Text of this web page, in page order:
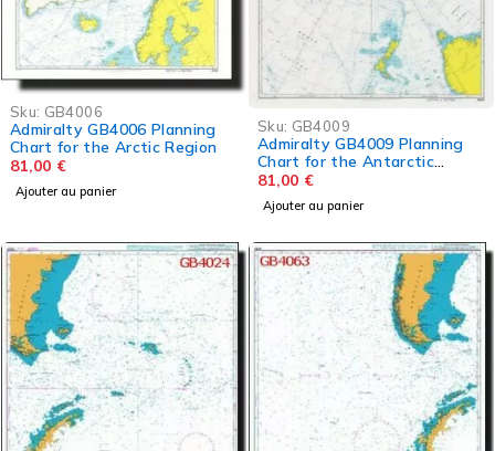
Sku: GB4006
Admiralty GB4006 Planning
Chart for the Arctic Region
81,00 €
Ajouter au panier
Sku: GB4009
Admiralty GB4009 Planning
Chart for the Antarctic
Region
81,00 €
Ajouter au panier